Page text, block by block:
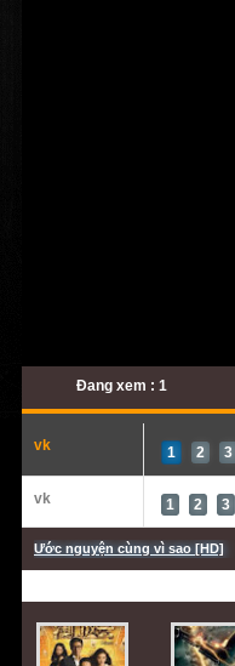
Đang xem : 1
vk 1 2 3
vk 1 2 3
Ước nguyện cùng vì sao [HD]